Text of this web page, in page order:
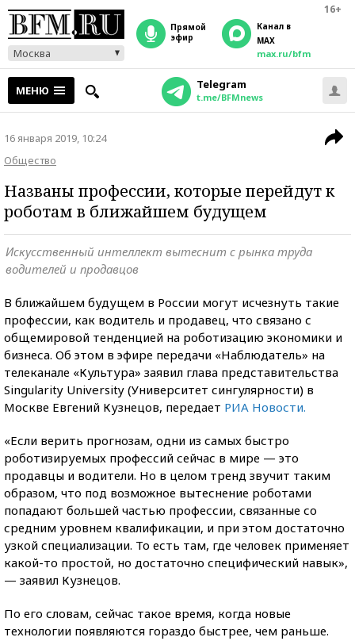
16+
Москва
прямой
эфир
Канал в
MAX
max.ru/bfm
МЕНЮ Telegram
t.me/BFMnews
16 января 2019, 10:24
Общество
Названы профессии, которые перейдут к
роботам в ближайшем будущем
Искусственный интеллект вытеснит с рынка труда
водителей и продавцов
В ближайшем будущем в России могут исчезнуть такие
профессии, как водитель и продавец, что связано с
общемировой тенденцией на роботизацию экономики и
бизнеса. Об этом в эфире передачи «Наблюдатель» на
телеканале «Культура» заявил глава представительства
Singularity University (Университет сингулярности) в
Москве Евгений Кузнецов, передает РИА Новости.
«Если верить прогнозам, одни из самых быстро
роботизируемых профессий сейчас в мире — это
продавцы и водители. Но в целом тренд звучит таким
образом, что под возможное вытеснение роботами
попадают большей частью профессии, связанные со
средним уровнем квалификации, и при этом достаточно
узкой специализации. То есть там, где человек применяет
какой-то простой, но достаточно специфический навык»,
— заявил Кузнецов.
По его словам, сейчас такое время, когда новые
технологии появляются гораздо быстрее, чем раньше.